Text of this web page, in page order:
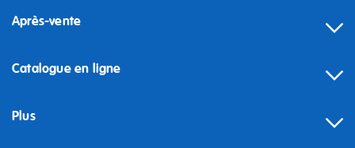
Après-vente
Catalogue en ligne
Plus